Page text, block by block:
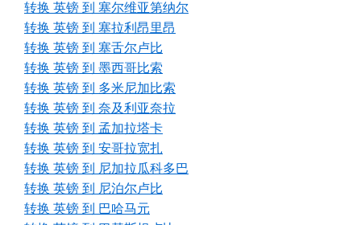
转换 英镑 到 塞尔维亚第纳尔
转换 英镑 到 塞拉利昂里昂
转换 英镑 到 塞舌尔卢比
转换 英镑 到 墨西哥比索
转换 英镑 到 多米尼加比索
转换 英镑 到 奈及利亚奈拉
转换 英镑 到 孟加拉塔卡
转换 英镑 到 安哥拉宽扎
转换 英镑 到 尼加拉瓜科多巴
转换 英镑 到 尼泊尔卢比
转换 英镑 到 巴哈马元